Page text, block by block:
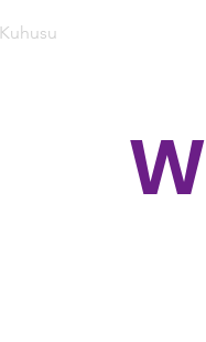
Kuhusu